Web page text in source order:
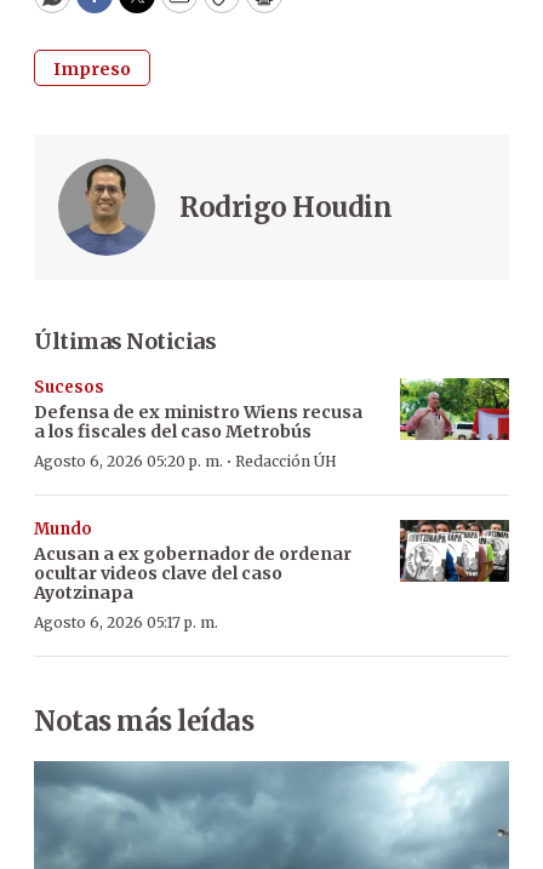
WhatsApp
Facebook
Twitter
EmailCopyPrint
Impreso
Rodrigo Houdin
Últimas Noticias
Sucesos
Defensa de ex ministro Wiens recusa
a los fiscales del caso Metrobús
Agosto 6, 2026 05:20 p. m. · Redacción ÚH
Mundo
Acusan a ex gobernador de ordenar
ocultar videos clave del caso
Ayotzinapa
Agosto 6, 2026 05:17 p. m.
Notas más leídas